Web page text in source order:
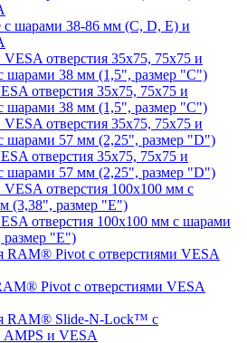
шарами 38-86 мм (C, D, E) и
отверстия 35x75, 75x75 и
шарами 38 мм (1,5", размер "C")
отверстия 35х75, 75x75 и
шарами 57 мм (2,25", размер "D")
отверстия 100x100 мм с шарами
"E")
Pivot с отверстиями VESA